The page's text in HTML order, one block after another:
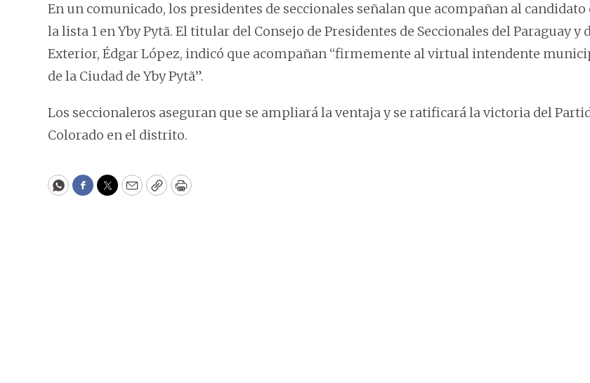
En un comunicado, los presidentes de seccionales señalan que acompañan al candidato
la lista 1 en Yby Pytã. El titular del Consejo de Presidentes de Seccionales del Paraguay y
Exterior, Édgar López, indicó que acompañan “firmemente al virtual intendente
de la Ciudad de Yby Pytã”.
Los seccionaleros aseguran que se ampliará la ventaja y se ratificará la victoria del
Colorado en el distrito.
WhatsApp
Facebook
Twitter
EmailCopyPrint